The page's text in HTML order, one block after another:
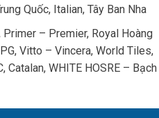
Quốc, Italian, Tây Ban Nha
Primer – Premier, Royal Hoàng
Vitto – Vincera, World Tiles,
Catalan, WHITE HOSRE – Bạch